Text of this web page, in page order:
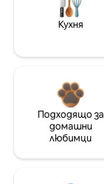
Кухня
Подходящо за
домашни
любимци